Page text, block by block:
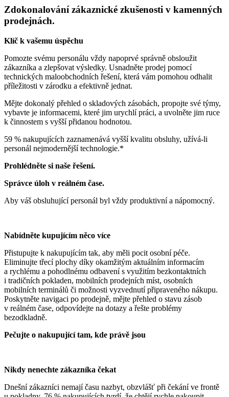
Zdokonalování zákaznické zkušenosti v kamenných
prodejnách.
Klíč k vašemu úspěchu
Pomozte svému personálu vždy napoprvé správně obsloužit
zákazníka a zlepšovat výsledky. Usnadněte prodej pomocí
technických maloobchodních řešení, která vám pomohou odhalit
příležitosti v zárodku a efektivně jednat.
Mějte dokonalý přehled o skladových zásobách, propojte své týmy,
vybavte je informacemi, které jim urychlí práci, a uvolněte jim ruce
k činnostem s vyšší přidanou hodnotou.
59 % nakupujících zaznamenává vyšší kvalitu obsluhy, užívá-li
personál nejmodernější technologie.*
Prohlédněte si naše řešení.
Správce úloh v reálném čase.
Aby váš obsluhující personál byl vždy produktivní a nápomocný.
Nabídněte kupujícím něco více
Přistupujte k nakupujícím tak, aby měli pocit osobní péče.
Eliminujte třecí plochy díky okamžitým aktuálním informacím
a rychlému a pohodlnému odbavení s využitím bezkontaktních
i tradičních pokladen, mobilních prodejních míst, osobních
mobilních terminálů či možnosti vyzvednutí připraveného nákupu.
Poskytněte navigaci po prodejně, mějte přehled o stavu zásob
v reálném čase, odpovídejte na dotazy a řešte problémy
bezodkladně.
Pečujte o nakupující tam, kde právě jsou
Nikdy nenechte zákazníka čekat
Dnešní zákazníci nemají času nazbyt, obzvlášť při čekání ve frontě